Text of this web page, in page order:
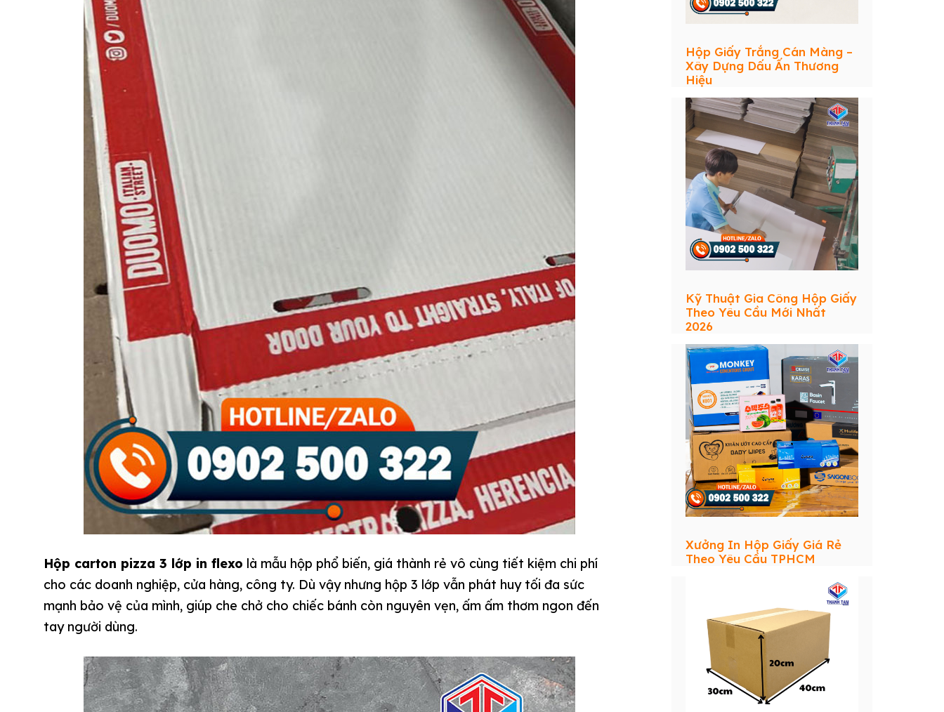
Hộp carton pizza 3 lớp in flexo là mẫu hộp phổ biến, giá thành rẻ vô cùng tiết kiệm chi phí
cho các doanh nghiệp, cửa hàng, công ty. Dù vậy nhưng hộp 3 lớp vẫn phát huy tối đa sức
mạnh bảo vệ của mình, giúp che chở cho chiếc bánh còn nguyên vẹn, ấm ấm thơm ngon đến
tay người dùng.
Hộp Giấy Trắng Cán Màng –
Xây Dựng Dấu Ấn Thương
Hiệu
Kỹ Thuật Gia Công Hộp Giấy
Theo Yêu Cầu Mới Nhất
2026
Xưởng In Hộp Giấy Giá Rẻ
Theo Yêu Cầu TPHCM